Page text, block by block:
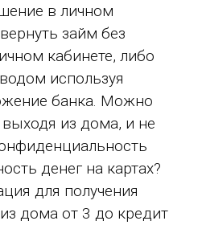
в личном
займ без
кабинете, либо
используя
банка. Можно
из дома, и не
денег на картах?
для получения
дома от 3 до кредит